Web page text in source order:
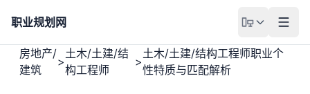
职业规划网
房地产/
建筑
>
土木/土建/结
构工程师
>
土木/土建/结构工程师职业个
性特质与匹配解析